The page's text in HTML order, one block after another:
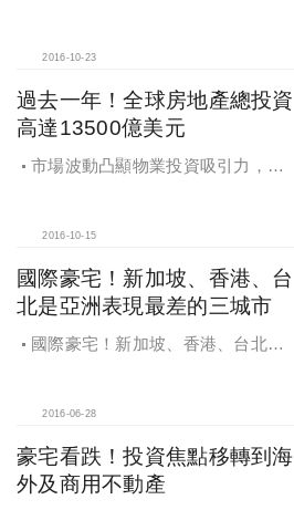
2016-10-23
過去一年！全球房地產總投資
高達13500億美元
市場波動凸顯物業投資吸引力，全
2016-10-15
國際豪宅！新加坡、香港、台
北是亞洲表現最差的三城市
國際豪宅！新加坡、香港、台北是
2016-06-28
豪宅看跌！投資焦點移轉到海
外及商用不動產